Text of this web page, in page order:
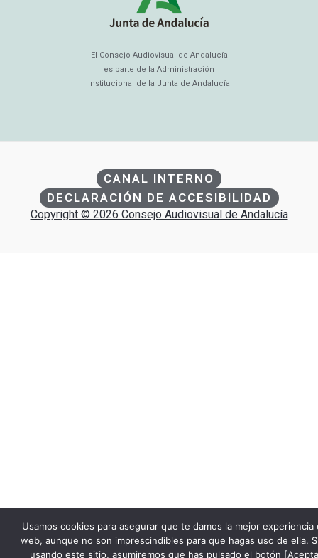
El Consejo Audiovisual de Andalucía
es parte de la Administración
Institucional de la Junta de Andalucía
CANAL INTERNO
DECLARACIÓN DE ACCESIBILIDAD
Copyright © 2026 Consejo Audiovisual de Andalucía
Usamos cookies para asegurar que te damos la mejor experiencia
web, aunque no son imprescindibles para que hagas uso de ella.
usando este sitio, asumiremos que has pulsado el botón